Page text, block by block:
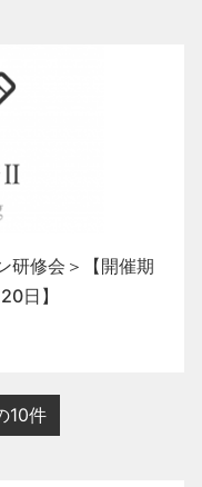
研修会＞【開催期
日】
10件